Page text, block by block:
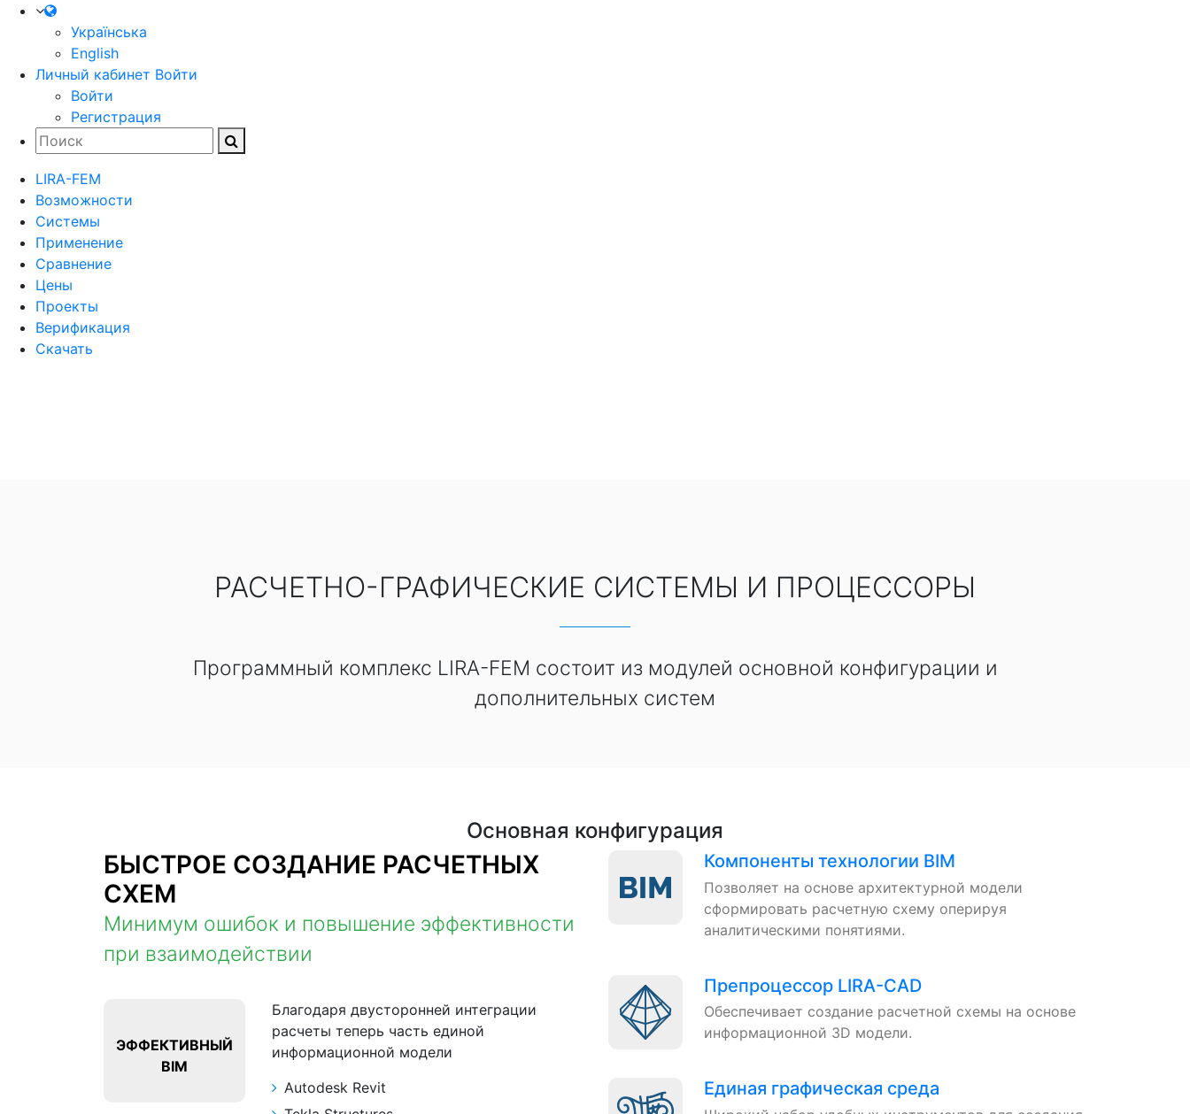
Українська
English
Личный кабинет Войти
Войти
Регистрация
LIRA-FEM
Возможности
Cистемы
Применение
Сравнение
Цены
Проекты
Верификация
Скачать
РАСЧЕТНО-ГРАФИЧЕСКИЕ СИСТЕМЫ И ПРОЦЕССОРЫ
Программный комплекс LIRA-FEM состоит из модулей основной конфигурации и
дополнительных систем
Основная конфигурация
БЫСТРОЕ СОЗДАНИЕ РАСЧЕТНЫХ
СХЕМ
Минимум ошибок и повышение эффективности
при взаимодействии
ЭФФЕКТИВНЫЙ
BIM
Благодаря двусторонней интеграции
расчеты теперь часть единой
информационной модели
Autodesk Revit
Компоненты технологии BIM
Позволяет на основе архитектурной модели
сформировать расчетную схему оперируя
аналитическими понятиями.
Препроцессор LIRA-CAD
Обеспечивает создание расчетной схемы на основе
информационной 3D модели.
Единая графическая среда